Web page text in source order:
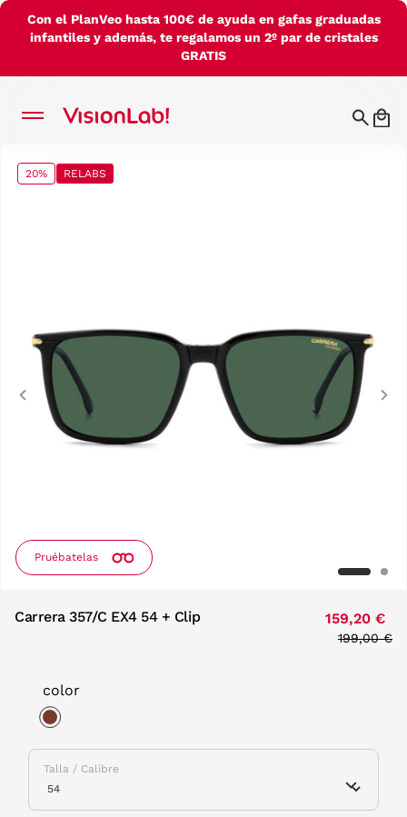
Con el PlanVeo hasta 100€ de ayuda en gafas graduadas
infantiles y además, te regalamos un 2º par de cristales
GRATIS
20% RELABS
Pruébatelas
Previous
Carrera 357/C EX4 54 + Clip 159,20 €
Price
199,00 €
color
Talla / Calibre